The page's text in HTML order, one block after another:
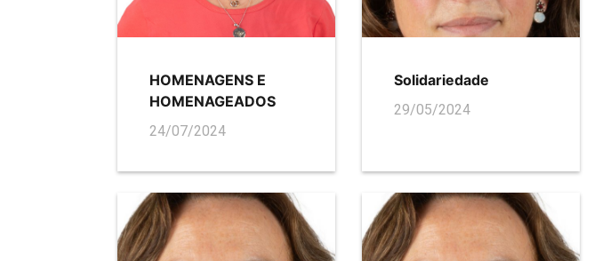
HOMENAGENS E
HOMENAGEADOS
24/07/2024
Solidariedade
29/05/2024